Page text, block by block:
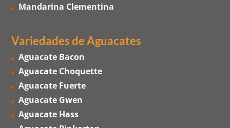
Mandarina Clementina
Variedades de Aguacates
Aguacate Bacon
Aguacate Choquette
Aguacate Fuerte
Aguacate Gwen
Aguacate Hass